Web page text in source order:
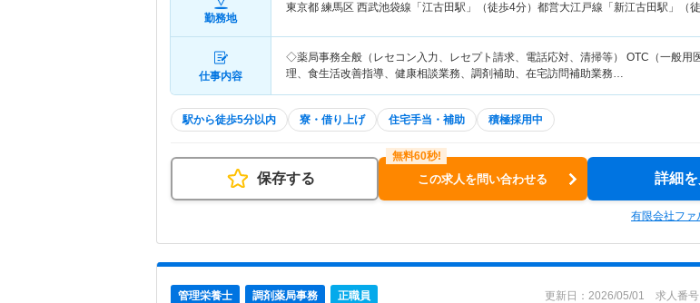
勤務地
東京都 練馬区 西武池袋線「江古田駅」（徒歩4分）都営大江戸線「新江古田駅」（徒
仕事内容
◇薬局事務全般（レセコン入力、レセプト請求、電話応対、清掃等） OTC（一般用
理、食生活改善指導、健康相談業務、調剤補助、在宅訪問補助業務…
駅から徒歩5分以内 寮・借り上げ 住宅手当・補助 積極採用中
保存する この求人を問い合わせる 詳細
有限会社ファ
管理栄養士 調剤薬局事務 正職員 更新日：2026/05/01 求人番